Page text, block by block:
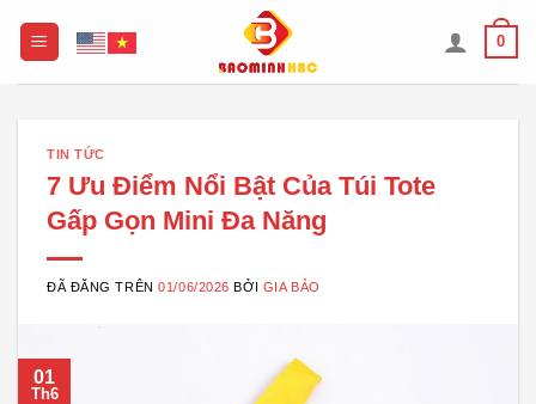
0
TIN TỨC
7 Ưu Điểm Nổi Bật Của Túi Tote
Gấp Gọn Mini Đa Năng
ĐÃ ĐĂNG TRÊN01/06/2026 BỞI GIA BẢO
01
Th6